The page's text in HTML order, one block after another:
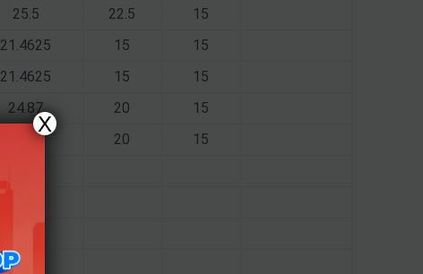
25.5 22.5 15
21.4625 15
15
21.4625 15 15
24.87 20
15
24.87 20 15
15
X